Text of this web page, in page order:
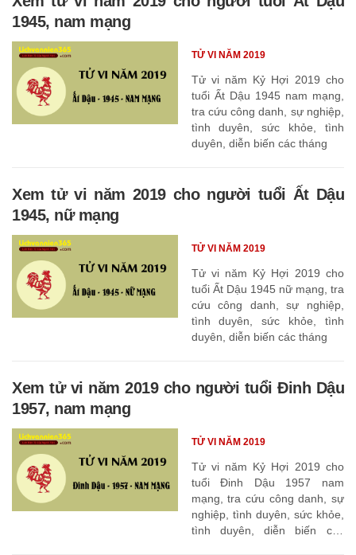
1945, nam mạng
Tử vi năm Kỷ Hợi 2019 cho
tuổi Ất Dậu 1945 nam mạng,
tra cứu công danh, sự nghiệp,
tình duyên, sức khỏe, tình
duyên, diễn biến các tháng
TỬ VI NĂM 2019
Xem tử vi năm 2019 cho người tuổi Ất Dậu
1945, nữ mạng
Tử vi năm Kỷ Hợi 2019 cho
tuổi Ất Dậu 1945 nữ mạng, tra
cứu công danh, sự nghiệp,
tình duyên, sức khỏe, tình
duyên, diễn biến các tháng
TỬ VI NĂM 2019
Xem tử vi năm 2019 cho người tuổi Đinh Dậu
1957, nam mạng
Tử vi năm Kỷ Hợi 2019 cho
tuổi Đinh Dậu 1957 nam
mạng, tra cứu công danh, sự
nghiệp, tình duyên, sức khỏe,
tình duyên, diễn biến các
TỬ VI NĂM 2019